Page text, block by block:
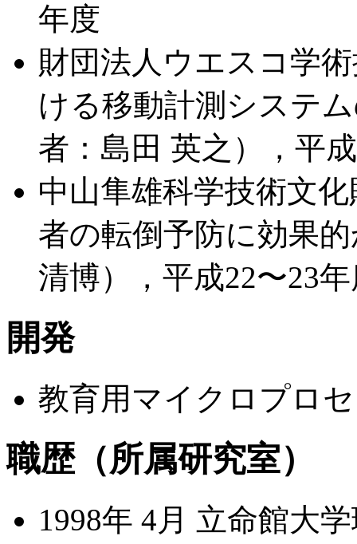
年度
財団法人ウエスコ学
ける移動計測システ
者：島田 英之），平
中山隼雄科学技術文
者の転倒予防に効果
清博），平成22〜23
開発
教育用マイクロプロ
職歴（所属研究室）
1998年 4月 立命館大